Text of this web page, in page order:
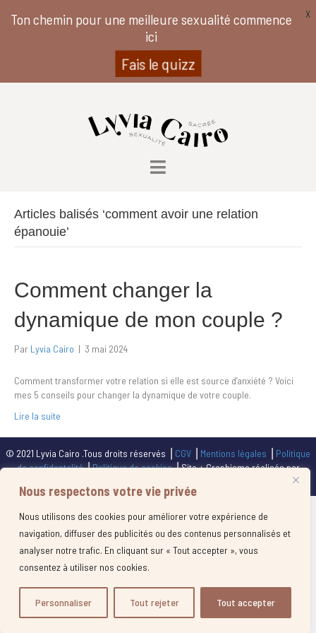
Nous respectons votre vie privée
Nous utilisons des cookies pour améliorer votre expérience de
navigation, diffuser des publicités ou des contenus personnalisés et
analyser notre trafic. En cliquant sur « Tout accepter », vous
consentez à utiliser nos cookies.
Personnaliser Tout rejeter Tout accepter
Articles balisés ‘comment avoir une relation
épanouie’
Comment changer la
dynamique de mon couple ?
Par Lyvia Cairo | 3 mai 2024
Comment transformer votre relation si elle est source d’anxiété ? Voici
mes 5 conseils pour changer la dynamique de votre couple.
Lire la suite
© 2021 Lyvia Cairo .Tous droits réservés ⎥ CGV Mentions légales
Politique
de confidentalité⎥Politique de cookies⎥ Site + Graphisme réalisés par
Ton chemin pour une meilleure sexualité commence
ici
Fais le quizz
X